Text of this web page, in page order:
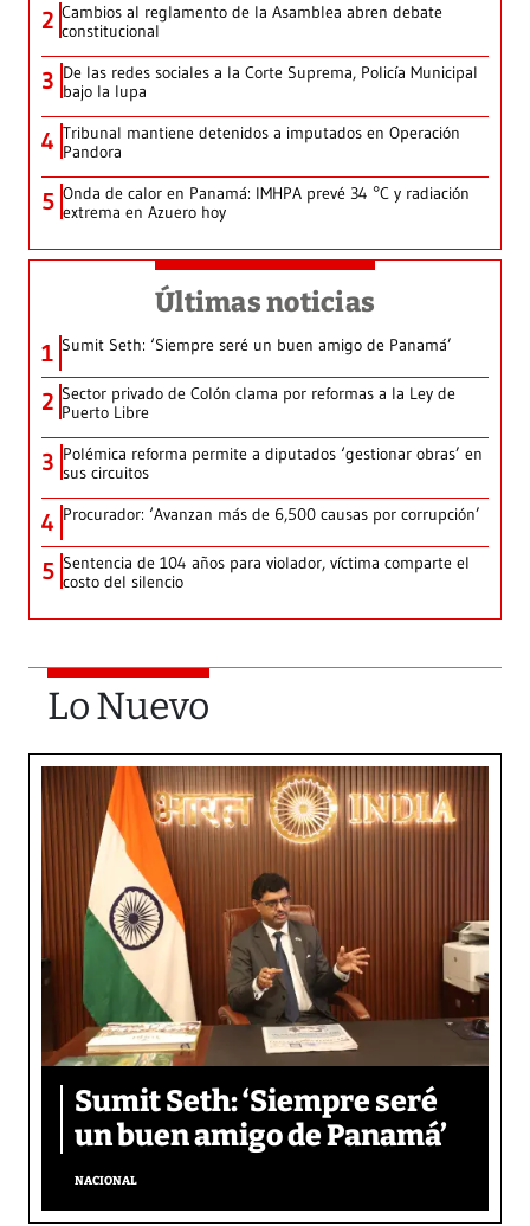
2 Cambios al reglamento de la Asamblea abren debate
constitucional
3 De las redes sociales a la Corte Suprema, Policía Municipal
bajo la lupa
4 Tribunal mantiene detenidos a imputados en Operación
Pandora
5 Onda de calor en Panamá: IMHPA prevé 34 °C y radiación
extrema en Azuero hoy
Últimas noticias
1 Sumit Seth: ‘Siempre seré un buen amigo de Panamá’
2 Sector privado de Colón clama por reformas a la Ley de
Puerto Libre
3 Polémica reforma permite a diputados ‘gestionar obras’ en
sus circuitos
4 Procurador: ‘Avanzan más de 6,500 causas por corrupción’
5 Sentencia de 104 años para violador, víctima comparte el
costo del silencio
Lo Nuevo
Sumit Seth: ‘Siempre seré
un buen amigo de Panamá’
NACIONAL